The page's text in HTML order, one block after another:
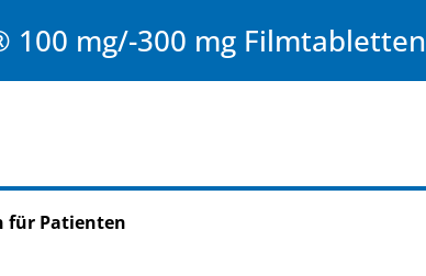
100 mg/-300 mg Filmtabletten
für Patienten